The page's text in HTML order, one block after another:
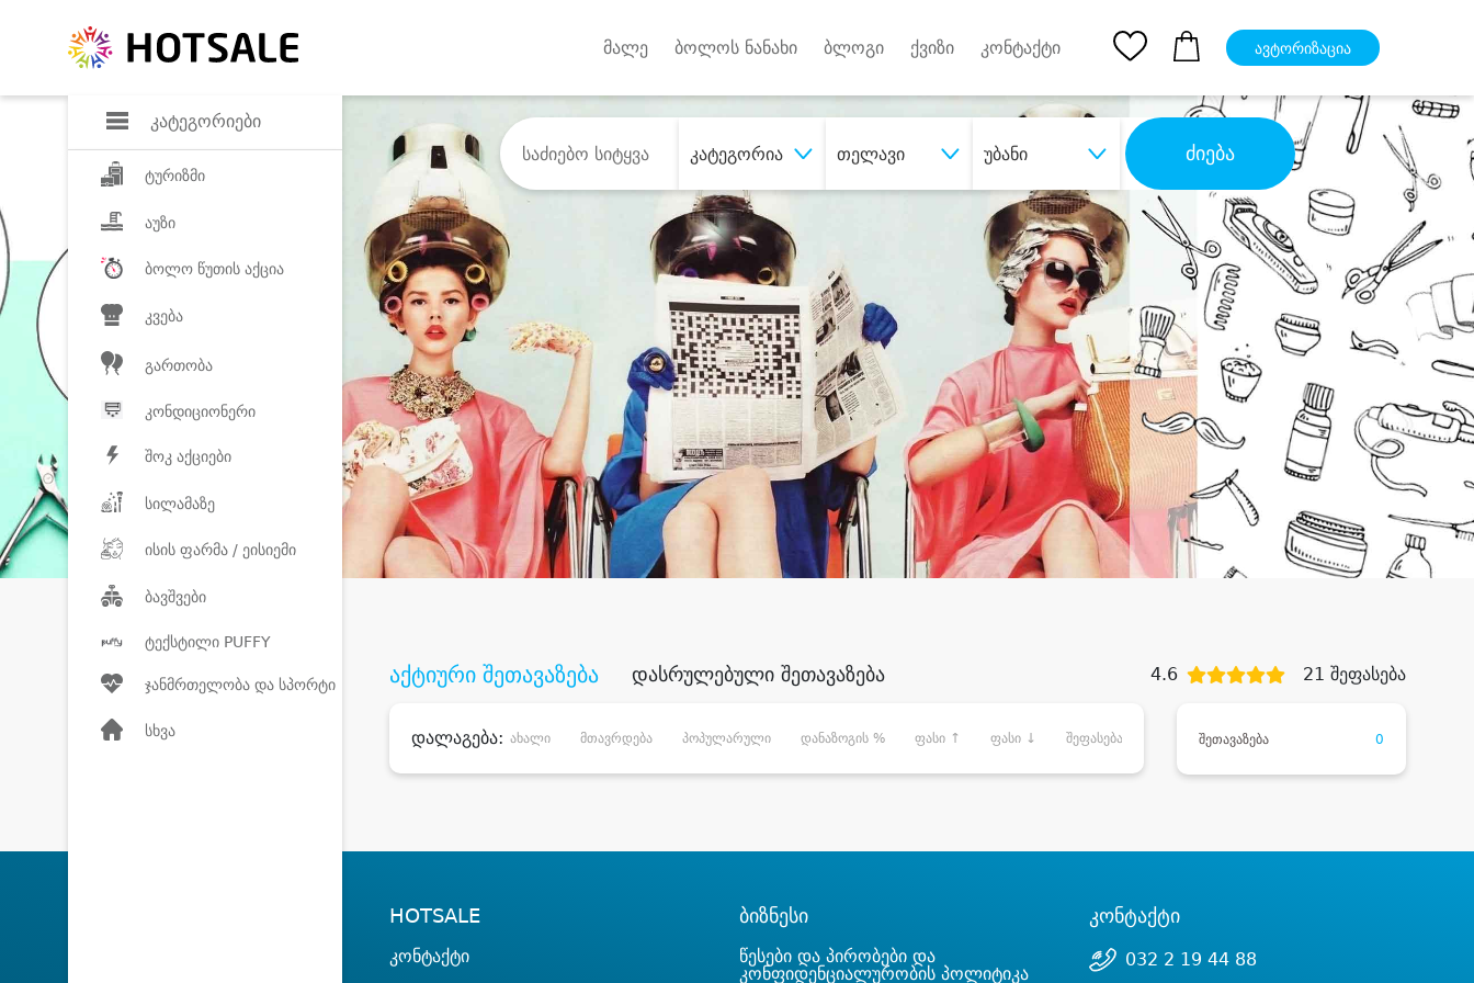
კატეგორიები
ტურიზმი
აუზი
ბოლო წუთის აქცია
კვება
გართობა
კონდიციონერი
შოკ აქციები
სილამაზე
ისის ფარმა / ეისიემი
ბავშვები
ტექსტილი PUFFY
ჯანმრთელობა და სპორტი
სხვა
მალე ბოლოს ნანახი ბლოგი ქვიზი კონტაქტი ავტორიზაცია
კატეგორია თელავი უბანი ძიება
შეიძინე სასურველი მომსახურებადიდი დანაზოგით
აქტიური შეთავაზება დასრულებული შეთავაზება 4.6 21 შეფასება
დალაგება: ახალი მთავრდება პოპულარული დანაზოგის % ფასი ↑ ფასი ↓ შეფასება შეთავაზება 0
HOTSALE
კონტაქტი
ბიზნესი
წესები და პირობები და
კონფიდენციალურობის პოლიტიკა
კონტაქტი
032 2 19 44 88